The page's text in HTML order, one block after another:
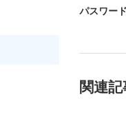
パスワー
関連